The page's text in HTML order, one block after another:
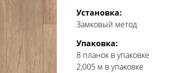
Установка:
Замковый метод
Упаковка:
8 планок в упаковке
2,005 м в упаковке